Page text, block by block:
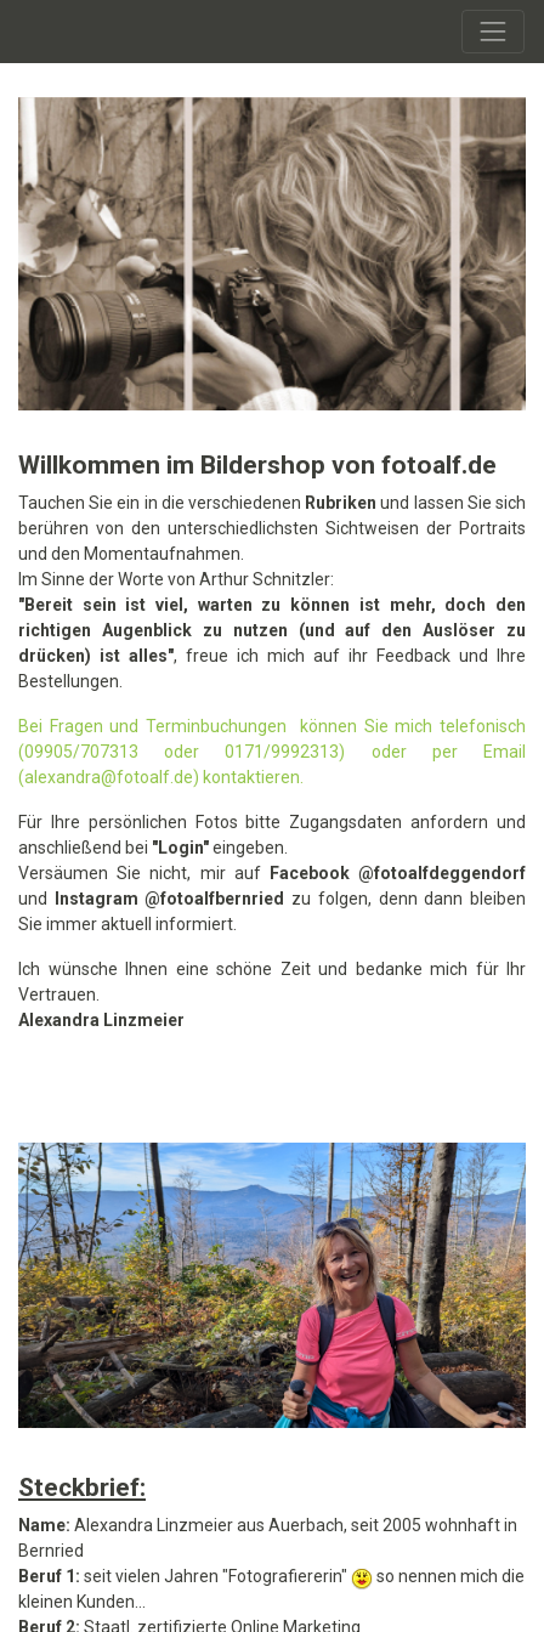
Willkommen im Bildershop von fotoalf.de
Tauchen Sie ein in die verschiedenen Rubriken und lassen Sie sich
berühren von den unterschiedlichsten Sichtweisen der Portraits
und den Momentaufnahmen.
Im Sinne der Worte von Arthur Schnitzler:
"Bereit sein ist viel, warten zu können ist mehr, doch den
richtigen Augenblick zu nutzen (und auf den Auslöser zu
drücken) ist alles", freue ich mich auf ihr Feedback und Ihre
Bestellungen.
Bei Fragen und Terminbuchungen können Sie mich telefonisch
(09905/707313 oder 0171/9992313) oder per Email
(alexandra@fotoalf.de) kontaktieren.
Für Ihre persönlichen Fotos bitte Zugangsdaten anfordern und
anschließend bei "Login"eingeben.
Versäumen Sie nicht, mir auf
Facebook @fotoalfdeggendorf
und
Instagram @fotoalfbernried zu folgen, denn dann bleiben
Sie immer aktuell informiert.
Ich wünsche Ihnen eine schöne Zeit und bedanke mich für Ihr
Vertrauen.
Alexandra Linzmeier
Steckbrief:
Name: Alexandra Linzmeier aus Auerbach, seit 2005 wohnhaft in
Bernried
Beruf 1: seit vielen Jahren "Fotografiererin"
so nennen mich die
kleinen Kunden...
Beruf 2: Staatl. zertifizierte Online Marketing